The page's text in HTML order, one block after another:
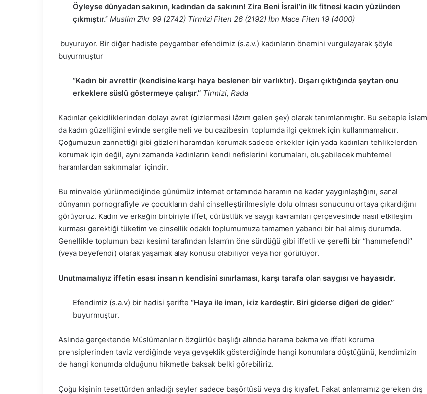
Öyleyse dünyadan sakının, kadından da sakının! Zira Beni İsrail’in ilk fitnesi kadın yüzünden
çıkmıştır.” Muslim Zikr 99 (2742) Tirmizi Fiten 26 (2192) İbn Mace Fiten 19 (4000)
buyuruyor. Bir diğer hadiste peygamber efendimiz (s.a.v.) kadınların önemini vurgulayarak şöyle
buyurmuştur
“Kadın bir avrettir (kendisine karşı haya beslenen bir varlıktır). Dışarı çıktığında şeytan onu
erkeklere süslü göstermeye çalışır.’’ Tirmizi, Rada
Kadınlar çekiciliklerinden dolayı avret (gizlenmesi lâzım gelen şey) olarak tanımlanmıştır. Bu sebeple İslam
da kadın güzelliğini evinde sergilemeli ve bu cazibesini toplumda ilgi çekmek için kullanmamalıdır.
Çoğumuzun zannettiği gibi gözleri haramdan korumak sadece erkekler için yada kadınları tehlikelerden
korumak için değil, aynı zamanda kadınların kendi nefislerini korumaları, oluşabilecek muhtemel
haramlardan sakınmaları içindir.
Bu minvalde yürünmediğinde günümüz internet ortamında haramın ne kadar yaygınlaştığını, sanal
dünyanın pornografiyle ve çocukların dahi cinselleştirilmesiyle dolu olması sonucunu ortaya çıkardığını
görüyoruz. Kadın ve erkeğin birbiriyle iffet, dürüstlük ve saygı kavramları çerçevesinde nasıl etkileşim
kurması gerektiği tüketim ve cinsellik odaklı toplumumuza tamamen yabancı bir hal almış durumda.
Genellikle toplumun bazı kesimi tarafından İslam’ın öne sürdüğü gibi iffetli ve şerefli bir ‘’hanımefendi’’
(veya beyefendi) olarak yaşamak alay konusu olabiliyor veya hor görülüyor.
Unutmamalıyız iffetin esası insanın kendisini sınırlaması, karşı tarafa olan saygısı ve hayasıdır.
Efendimiz (s.a.v) bir hadisi şerifte “Haya ile iman, ikiz kardeştir. Biri giderse diğeri de gider.’’
buyurmuştur.
Aslında gerçektende Müslümanların özgürlük başlığı altında harama bakma ve iffeti koruma
prensiplerinden taviz verdiğinde veya gevşeklik gösterdiğinde hangi konumlara düştüğünü, kendimizin
de hangi konumda olduğunu hikmetle baksak belki görebiliriz.
Çoğu kişinin tesettürden anladığı şeyler sadece başörtüsü veya dış kıyafet. Fakat anlamamız gereken dış
Fasih Arapça ile Rap’i
buluşturan genç yetenek:
Bakara Suresi Tefsiri -